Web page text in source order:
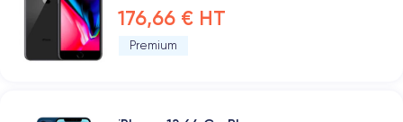
176,66 € HT
Premium